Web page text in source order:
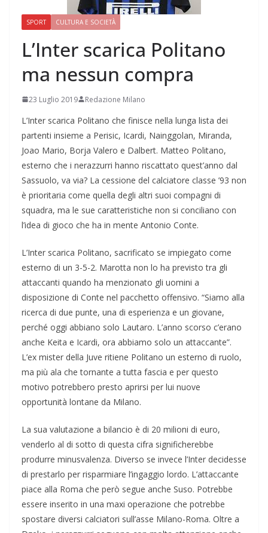
SPORT CULTURA E SOCIETÀ
L’Inter scarica Politano
ma nessun compra
23 Luglio 2019 Redazione Milano
L’Inter scarica Politano che finisce nella lunga lista dei
partenti insieme a Perisic, Icardi, Nainggolan, Miranda,
Joao Mario, Borja Valero e Dalbert. Matteo Politano,
esterno che i nerazzurri hanno riscattato quest’anno dal
Sassuolo, va via? La cessione del calciatore classe ’93 non
è prioritaria come quella degli altri suoi compagni di
squadra, ma le sue caratteristiche non si conciliano con
l’idea di gioco che ha in mente Antonio Conte.
L’Inter scarica Politano, sacrificato se impiegato come
esterno di un 3-5-2. Marotta non lo ha previsto tra gli
attaccanti quando ha menzionato gli uomini a
disposizione di Conte nel pacchetto offensivo. “Siamo alla
ricerca di due punte, una di esperienza e un giovane,
perché oggi abbiano solo Lautaro. L’anno scorso c’erano
anche Keita e Icardi, ora abbiamo solo un attaccante”.
L’ex mister della Juve ritiene Politano un esterno di ruolo,
ma più ala che tornante a tutta fascia e per questo
motivo potrebbero presto aprirsi per lui nuove
opportunità lontane da Milano.
La sua valutazione a bilancio è di 20 milioni di euro,
venderlo al di sotto di questa cifra significherebbe
produrre minusvalenza. Diverso se invece l’Inter decidesse
di prestarlo per risparmiare l’ingaggio lordo. L’attaccante
piace alla Roma che però segue anche Suso. Potrebbe
essere inserito in una maxi operazione che potrebbe
spostare diversi calciatori sull’asse Milano-Roma. Oltre a